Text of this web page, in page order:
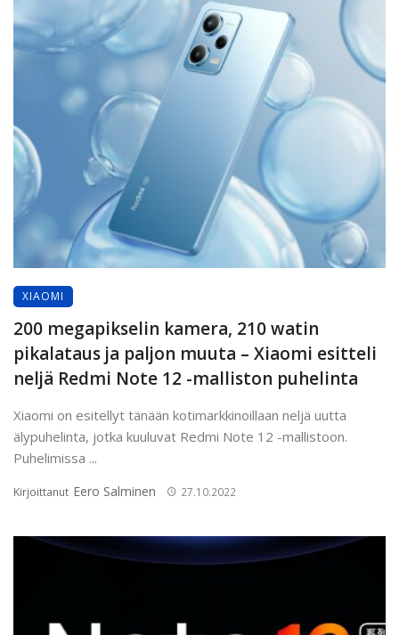
XIAOMI
200 megapikselin kamera, 210 watin
pikalataus ja paljon muuta – Xiaomi esitteli
neljä Redmi Note 12 -malliston puhelinta
Xiaomi on esitellyt tänään kotimarkkinoillaan neljä uutta
älypuhelinta, jotka kuuluvat Redmi Note 12 -mallistoon.
Puhelimissa ...
Kirjoittanut Eero Salminen 27.10.2022